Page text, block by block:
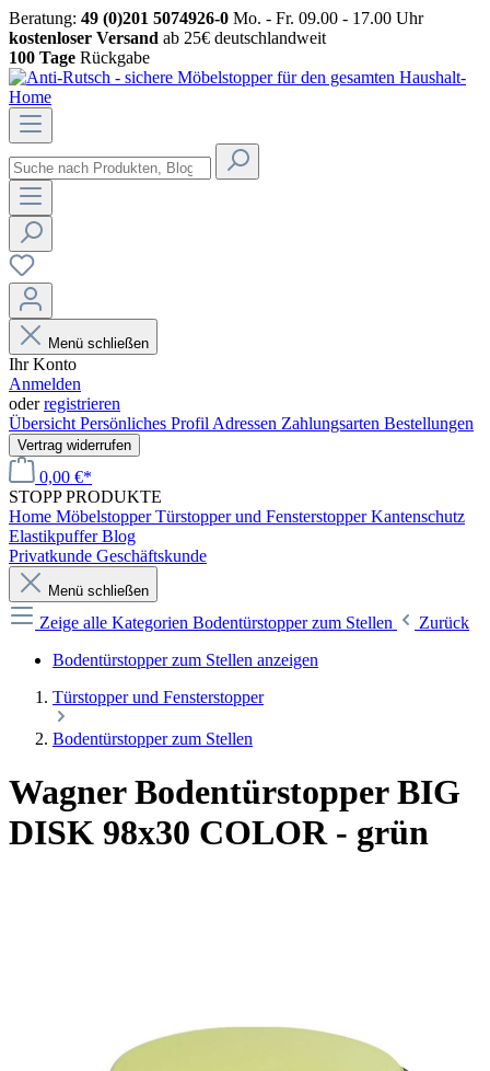
Beratung: 49 (0)201 5074926-0 Mo. - Fr. 09.00 - 17.00 Uhr
kostenloser Versand ab 25€ deutschlandweit
100 Tage Rückgabe
Menü schließen
Ihr Konto
Anmelden
oderregistrieren
Übersicht Persönliches Profil Adressen Zahlungsarten Bestellungen
Vertrag widerrufen
0,00 €*
STOPP PRODUKTE
Home Möbelstopper Türstopper und Fensterstopper Kantenschutz
Elastikpuffer Blog
Privatkunde Geschäftskunde
Menü schließen
Zeige alle Kategorien Bodentürstopper zum Stellen
Zurück
Bodentürstopper zum Stellen anzeigen
Türstopper und Fensterstopper
Bodentürstopper zum Stellen
Wagner Bodentürstopper BIG
DISK 98x30 COLOR - grün